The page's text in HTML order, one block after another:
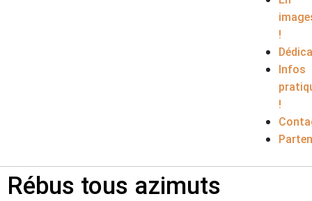
!
Infos
!
Rébus tous azimuts